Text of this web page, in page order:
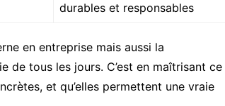
durables et responsables
en entreprise mais aussi la
de tous les jours. C’est en maîtrisant ce
et qu’elles permettent une vraie